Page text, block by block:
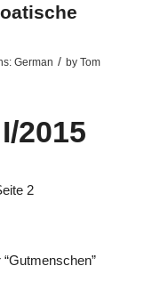
German / by Tom
2015
2